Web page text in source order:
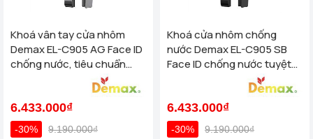
Khoá vân tay cửa nhôm
Demax EL-C905 AG Face ID
chống nước, tiêu chuẩn
6.433.000₫
-30% 9.190.000₫
Khoá cửa nhôm chống
nước Demax EL-C905 SB
Face ID chống nước tuyệt
đối - tiêu chuẩn Của Đức
6.433.000₫
-30% 9.190.000₫